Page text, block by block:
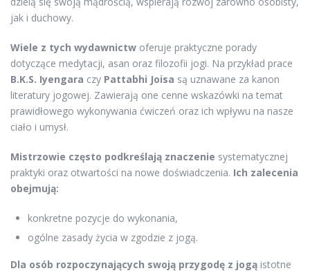
jak i duchowy.
Wiele z tych wydawnictw oferuje praktyczne porady
dotyczące medytacji, asan oraz filozofii jogi. Na przykład prace
B.K.S. Iyengara czy Pattabhi Joisa są uznawane za kanon
literatury jogowej. Zawierają one cenne wskazówki na temat
prawidłowego wykonywania ćwiczeń oraz ich wpływu na nasze
ciało i umysł.
Mistrzowie często podkreślają znaczenie systematycznej
praktyki oraz otwartości na nowe doświadczenia. Ich zalecenia
obejmują:
konkretne pozycje do wykonania,
ogólne zasady życia w zgodzie z jogą.
Dla osób rozpoczynających swoją przygodę z jogą istotne